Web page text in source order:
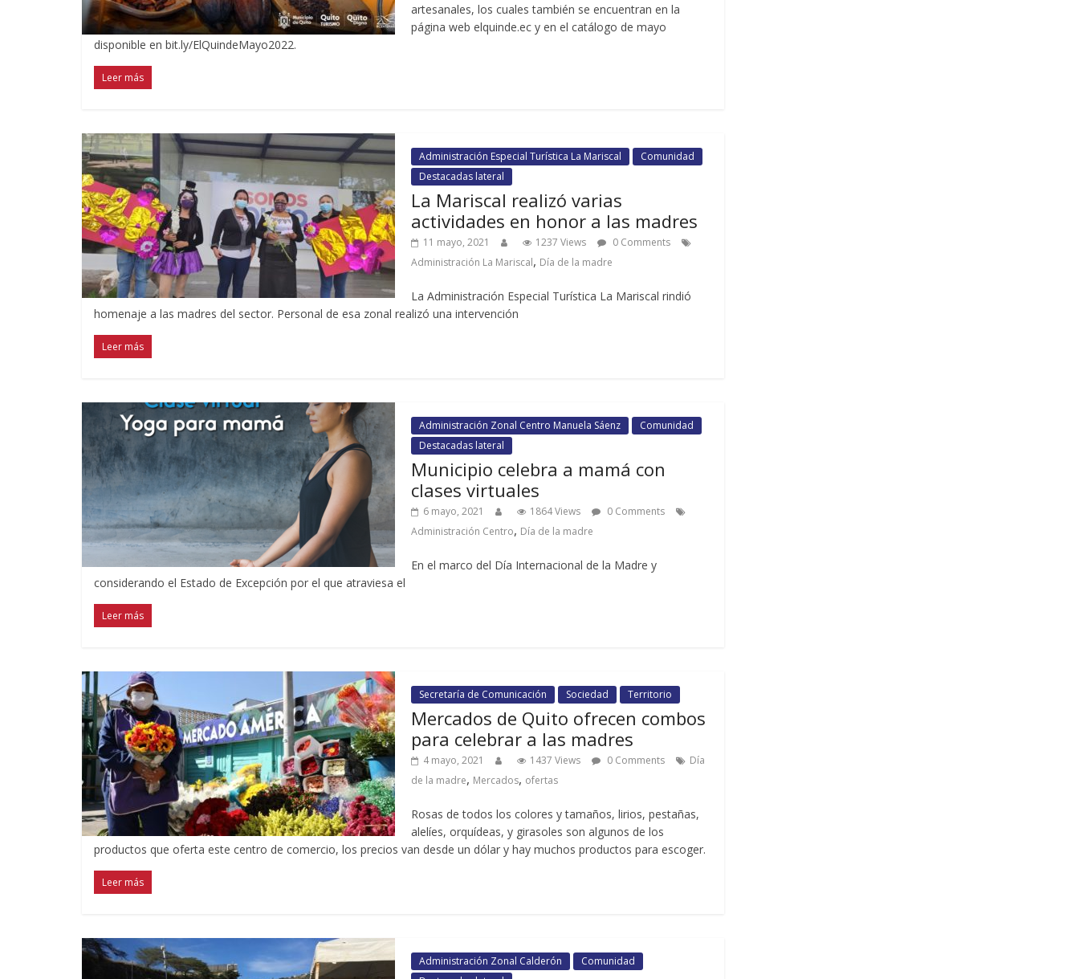
artesanales, los cuales también se encuentran en la
página web elquinde.ec y en el catálogo de mayo
disponible en bit.ly/ElQuindeMayo2022.
Leer más
Administración Especial Turística La Mariscal
Comunidad
Destacadas lateral
La Mariscal realizó varias
actividades en honor a las madres
11 mayo, 2021 1237 Views
0 Comments
Administración La Mariscal, Día de la madre
La Administración Especial Turística La Mariscal rindió
homenaje a las madres del sector. Personal de esa zonal realizó una intervención
Leer más
Administración Zonal Centro Manuela Sáenz
Comunidad
Destacadas lateral
Municipio celebra a mamá con
clases virtuales
6 mayo, 2021 1864 Views
0 Comments
Administración Centro, Día de la madre
En el marco del Día Internacional de la Madre y
considerando el Estado de Excepción por el que atraviesa el
Leer más
Secretaría de Comunicación Sociedad Territorio
Mercados de Quito ofrecen combos
para celebrar a las madres
4 mayo, 2021 1437 Views 0 Comments
Día
de la madre, Mercados, ofertas
Rosas de todos los colores y tamaños, lirios, pestañas,
alelíes, orquídeas, y girasoles son algunos de los
productos que oferta este centro de comercio, los precios van desde un dólar y hay muchos productos para escoger.
Leer más
Administración Zonal Calderón
Comunidad